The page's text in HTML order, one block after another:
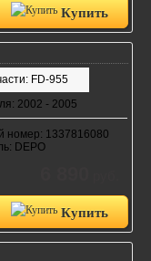
Купить
FD-955
2002 - 2005
номер: 1337816080
DEPO
Купить